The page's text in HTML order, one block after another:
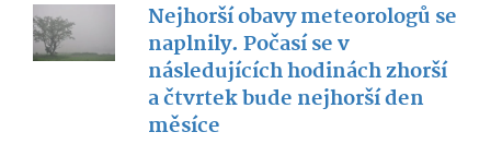
Nejhorší obavy meteorologů se
naplnily. Počasí se v
následujících hodinách zhorší
a čtvrtek bude nejhorší den
měsíce